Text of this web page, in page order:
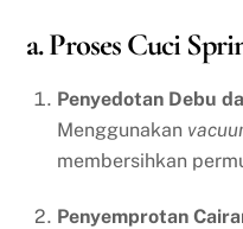
a. Proses Cuci
Penyedotan Debu
Menggunakan
membersihkan
Penyemprotan